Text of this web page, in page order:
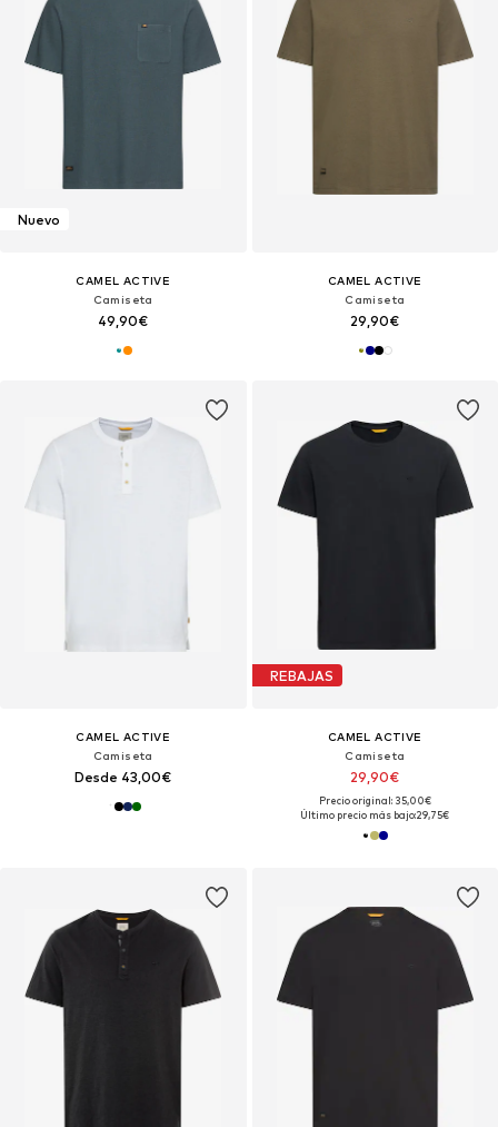
Nuevo
CAMEL ACTIVE
Camiseta
49,90€
CAMEL ACTIVE
Camiseta
29,90€
CAMEL ACTIVE
Camiseta
Desde 43,00€
REBAJAS
CAMEL ACTIVE
Camiseta
29,90€
Precio original: 35,00€
Último precio más bajo:29,75€